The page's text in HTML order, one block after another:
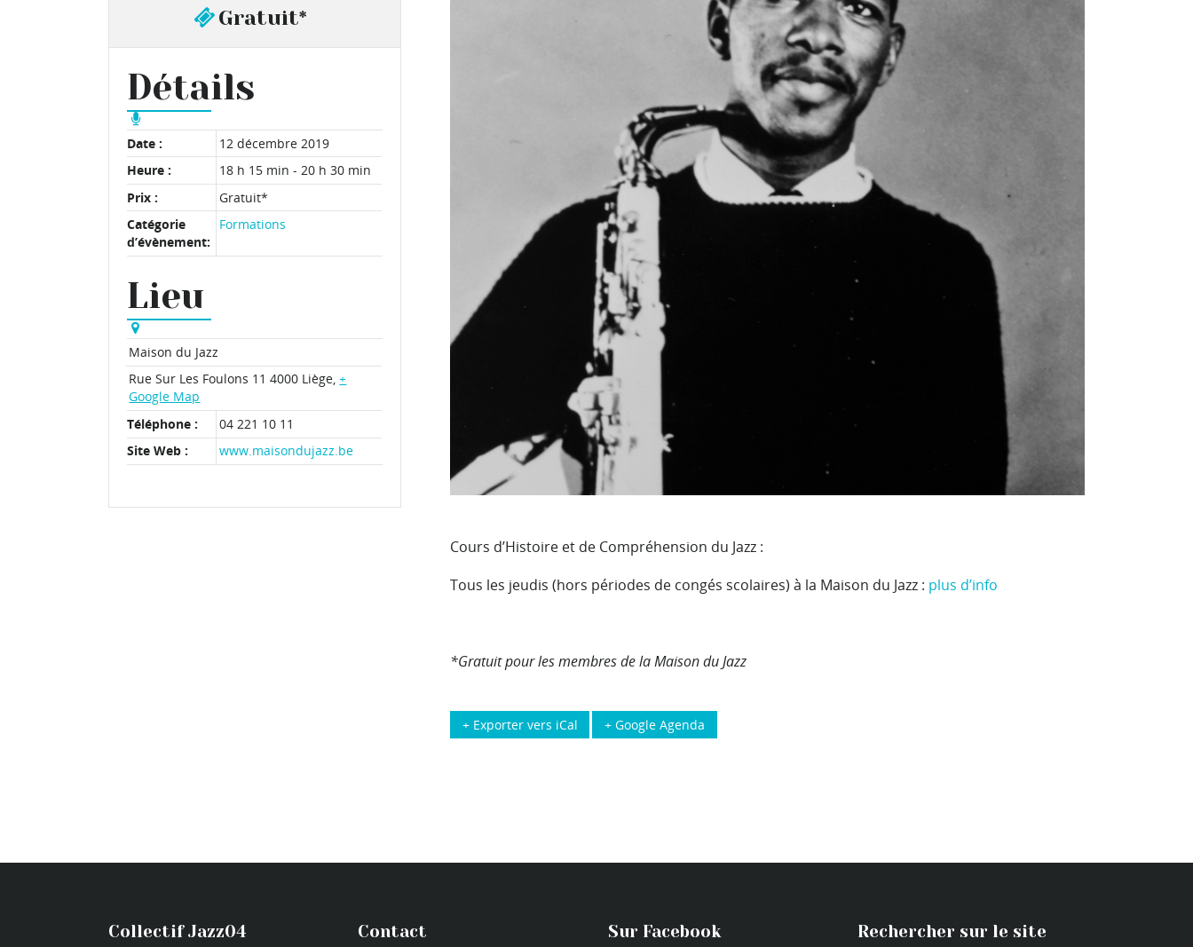
Gratuit*
Détails
Date :
12 décembre 2019
Heure :
18 h 15 min - 20 h 30 min
Prix :
Gratuit*
Catégorie
d’évènement:
Formations
Lieu
Maison du Jazz
Rue Sur Les Foulons 11 4000 Liège, +
Google Map
Téléphone :
04 221 10 11
Site Web :
www.maisondujazz.be
Cours d’Histoire et de Compréhension du Jazz :
Tous les jeudis (hors périodes de congés scolaires) à la Maison du Jazz : plus d’info
*Gratuit pour les membres de la Maison du Jazz
+ Google Agenda
+ Exporter vers iCal
Collectif Jazz04 Contact Sur Facebook Rechercher sur le site